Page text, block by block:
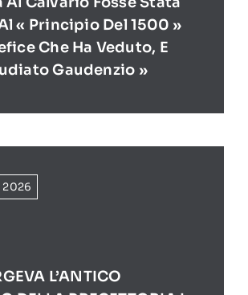
« Principio Del 1500 »
Che Ha Veduto, E
Gaudenzio »
2026
L’ANTICO